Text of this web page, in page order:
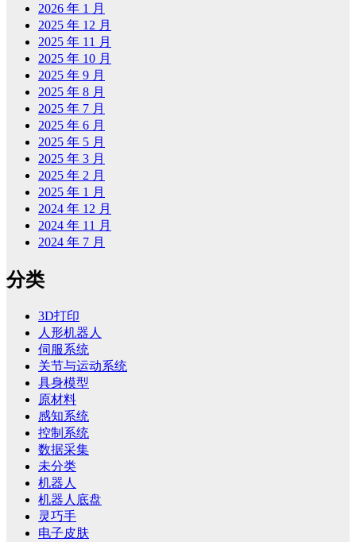
2026 年 1 月
2025 年 12 月
2025 年 11 月
2025 年 10 月
2025 年 9 月
2025 年 8 月
2025 年 7 月
2025 年 6 月
2025 年 5 月
2025 年 3 月
2025 年 2 月
2025 年 1 月
2024 年 12 月
2024 年 11 月
2024 年 7 月
分类
3D打印
人形机器人
伺服系统
关节与运动系统
具身模型
原材料
感知系统
控制系统
数据采集
未分类
机器人
机器人底盘
灵巧手
电子皮肤